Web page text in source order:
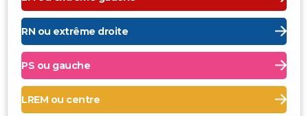
RN ou extrême droite
PS ou gauche
LREM ou centre